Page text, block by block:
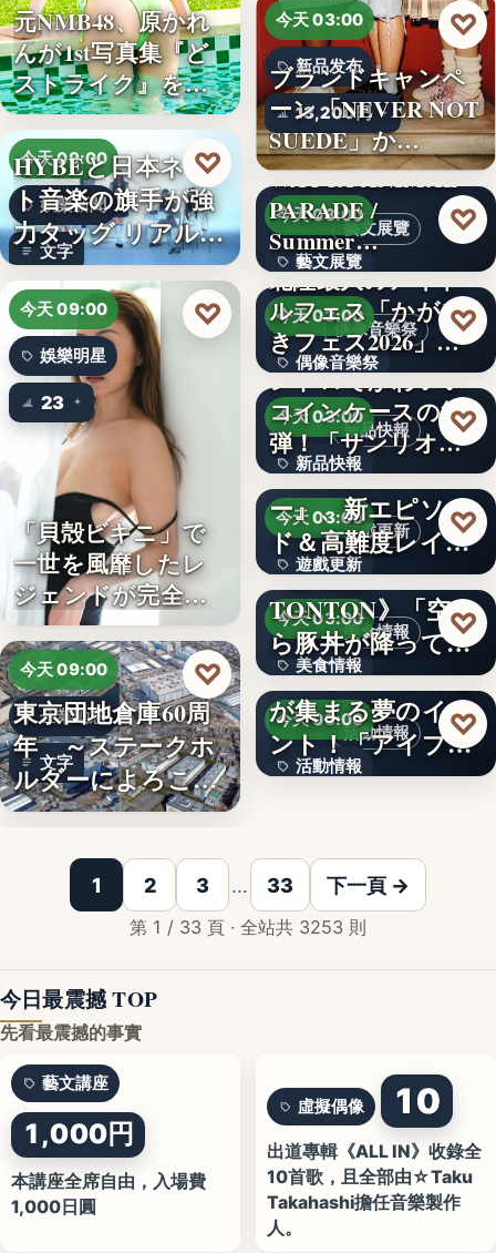
元NMB48、原かれ
んが1st写真集『ど
ストライク』を…
今天 09:00
娛樂新聞
文字
HYBEと日本ネッ
ト音楽の旗手が強
力タッグ リアル×
バー…
♡
今天 09:00
娛樂明星
23
「貝殻ビキニ」で
一世を風靡したレ
ジェンドが完全復
活武田久…
♡
今天 09:00
企業動態
文字
東京団地倉庫60周
年 ～ステークホ
ルダーによろこば
れる…
♡
＜OPEN＞折りた
今天 03:00
新品发布
13,200円
ブランドキャンペ
ーン「NEVER NOT
SUEDE」か…
♡
藝文展覽
今天 03:00
藝文展覽
3名
WACCA ANIMAL
PARADE /
Summer…
♡
偶像音樂祭
今天 03:00
偶像音樂祭
47
北陸最大のアイド
ルフェス「かがや
きフェス2026」第5
弾…
♡
新品快報
今天 03:00
新品快報
400
レトロでかわいい
コインケースの第2
弾！「サンリオキ
ャラク…
♡
遊戲更新
今天 03:00
遊戲更新
文字
『ソウルワーカ
ー』、新エピソー
ド＆高難度レイド
を実装！新…
♡
美食情報
今天 03:00
美食情報
文字
《豚丼屋
TONTON》「空か
ら豚丼が降ってき
た」が現実に…
♡
活動情報
今天 03:00
活動情報
アイプリのみんな
が集まる夢のイベ
ント！「アイプリ
ワールド…
♡
1 2 3 … 33 下一頁 →
第 1 / 33 頁 · 全站共 3253 則
今日最震撼 TOP
先看最震撼的事實
藝文講座
1,000円
本講座全席自由，入場費
1,000日圓
虛擬偶像 10
出道專輯《ALL IN》收錄全
10首歌，且全部由☆Taku
Takahashi擔任音樂製作
人。